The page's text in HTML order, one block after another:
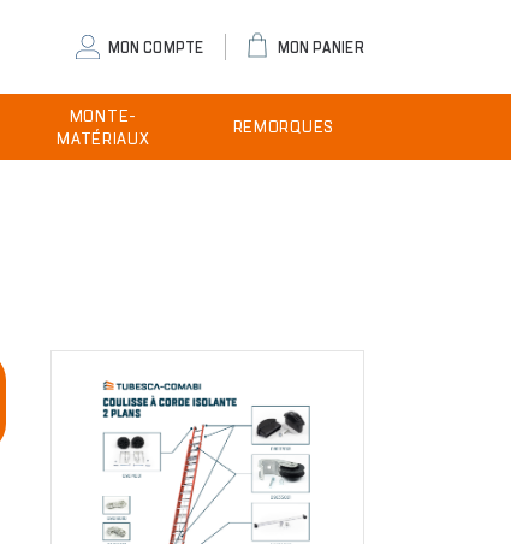
MON COMPTE MON PANIER
MONTE-
MATÉRIAUX
REMORQUES